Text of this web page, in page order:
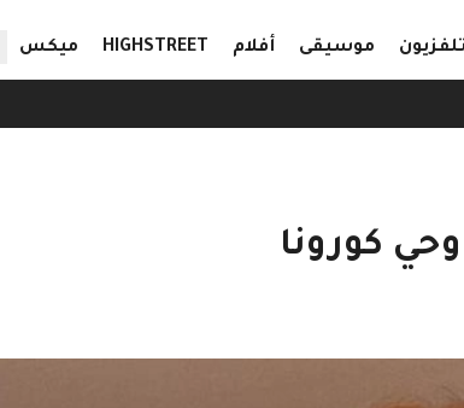
تلفزيون موسيقى أفلام HIGHSTREET ميكس
كورونا